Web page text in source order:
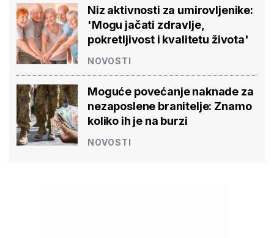
Niz aktivnosti za umirovljenike:
'Mogu jačati zdravlje,
pokretljivost i kvalitetu života'
NOVOSTI
Moguće povećanje naknade za
nezaposlene branitelje: Znamo
koliko ih je na burzi
NOVOSTI